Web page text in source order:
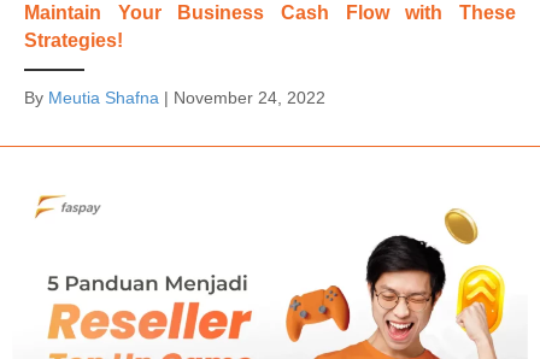
Maintain Your Business Cash Flow with These
Strategies!
By Meutia Shafna | November 24, 2022